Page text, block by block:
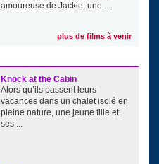
amoureuse de Jackie, une ...
plus de films à venir
Knock at the Cabin
Alors qu’ils passent leurs
vacances dans un chalet isolé en
pleine nature, une jeune fille et
ses ...